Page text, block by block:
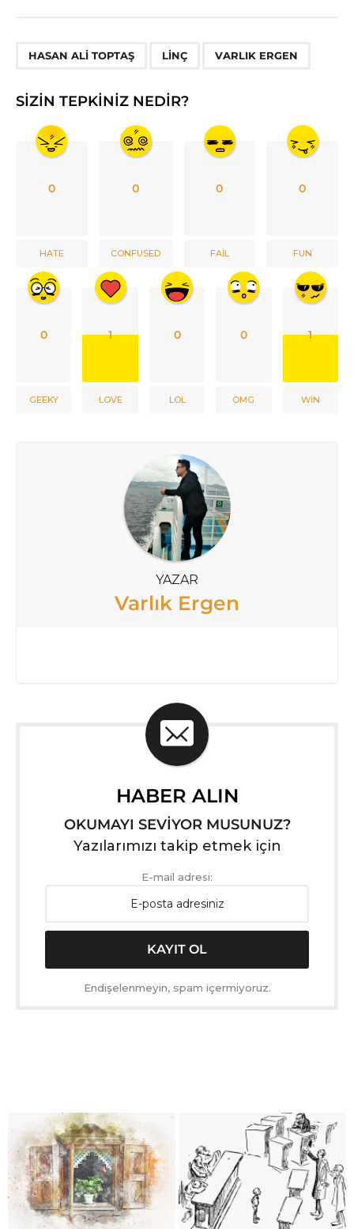
HASAN ALI TOPTAŞ LINÇ VARLIK ERGEN
SIZIN TEPKINIZ NEDIR?
0
HATE
0
CONFUSED
0
FAIL
0
FUN
0
GEEKY
1
LOVE
0
LOL
0
OMG
1
WIN
YAZAR
Varlık Ergen
HABER ALIN
OKUMAYI SEVİYOR MUSUNUZ?
Yazılarımızı takip etmek için
E-mail adresi:
Endişelenmeyin, spam içermiyoruz.